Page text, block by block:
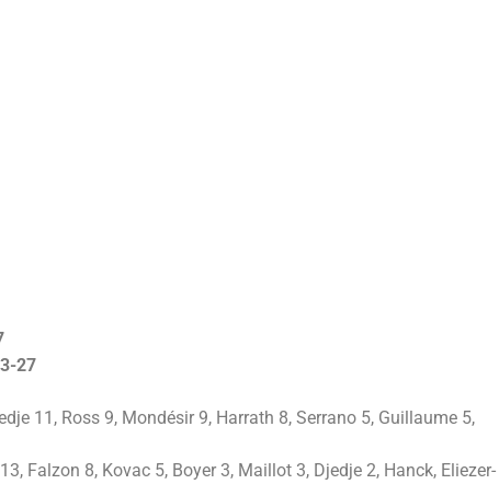
27
11, Ross 9, Mondésir 9, Harrath 8, Serrano 5, Guillaume 5,
Falzon 8, Kovac 5, Boyer 3, Maillot 3, Djedje 2, Hanck, Eliezer-